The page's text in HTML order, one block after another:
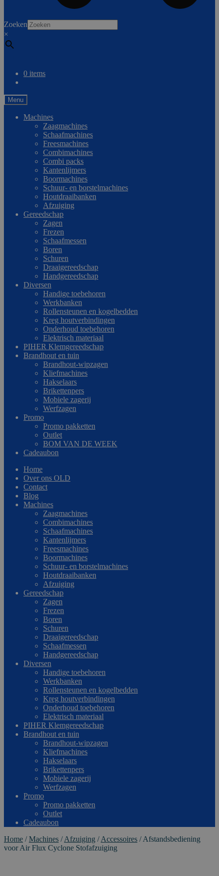
Zoeken
×
0 items
Menu
Machines
Zaagmachines
Schaafmachines
Freesmachines
Combimachines
Combi packs
Kantenlijmers
Boormachines
Schuur- en borstelmachines
Houtdraaibanken
Afzuiging
Gereedschap
Zagen
Frezen
Schaafmessen
Boren
Schuren
Draaigereedschap
Handgereedschap
Diversen
Handige toebehoren
Werkbanken
Rollensteunen en kogelbedden
Kreg houtverbindingen
Onderhoud toebehoren
Elektrisch materiaal
PIHER Klemgereedschap
Brandhout en tuin
Brandhout-wipzagen
Kliefmachines
Hakselaars
Brikettenpers
Mobiele zagerij
Werfzagen
Promo
Promo pakketten
Outlet
BOM VAN DE WEEK
Cadeaubon
Home
Over ons OLD
Contact
Blog
Machines
Zaagmachines
Combimachines
Schaafmachines
Kantenlijmers
Freesmachines
Boormachines
Schuur- en borstelmachines
Houtdraaibanken
Afzuiging
Gereedschap
Zagen
Frezen
Boren
Schuren
Draaigereedschap
Schaafmessen
Handgereedschap
Diversen
Handige toebehoren
Werkbanken
Rollensteunen en kogelbedden
Kreg houtverbindingen
Onderhoud toebehoren
Elektrisch materiaal
PIHER Klemgereedschap
Brandhout en tuin
Brandhout-wipzagen
Kliefmachines
Hakselaars
Brikettenpers
Mobiele zagerij
Werfzagen
Promo
Promo pakketten
Outlet
Cadeaubon
Home /Machines /Afzuiging /Accessoires /Afstandsbediening
voor Air Flux Cyclone Stofafzuiging